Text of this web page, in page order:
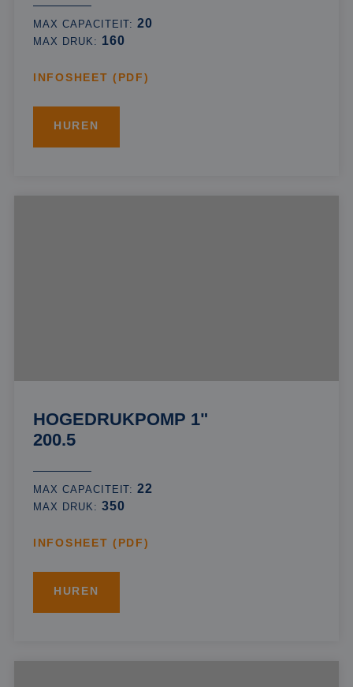
MAX CAPACITEIT:20
MAX DRUK: 160
INFOSHEET (PDF)
HUREN
HOGEDRUKPOMP 1"
200.5
MAX CAPACITEIT:22
MAX DRUK: 350
INFOSHEET (PDF)
HUREN